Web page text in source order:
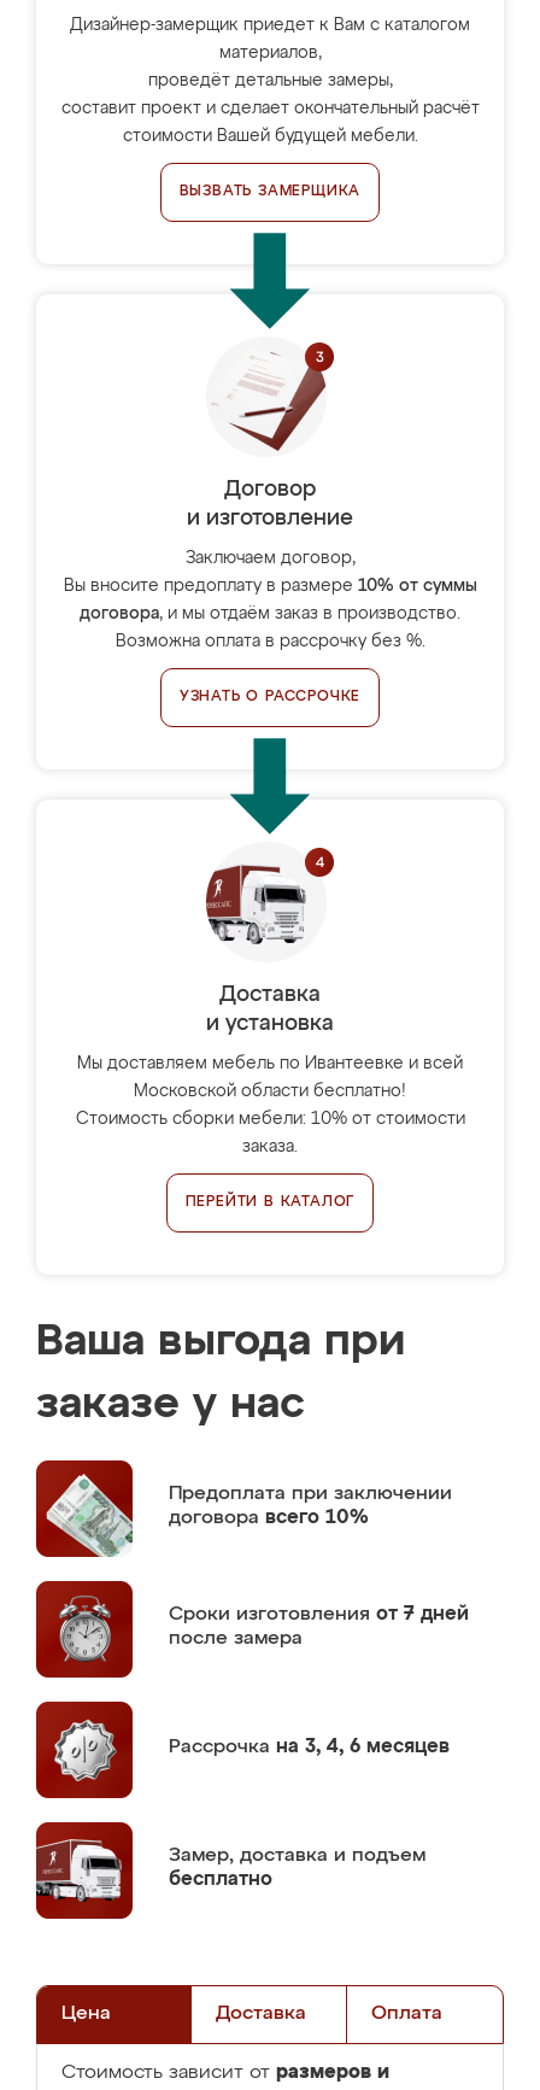
Дизайнер-замерщик приедет к Вам с каталогом
материалов,
проведёт детальные замеры,
составит проект и сделает окончательный расчёт
стоимости Вашей будущей мебели.
ВЫЗВАТЬ ЗАМЕРЩИКА
Договор
и изготовление
Заключаем договор,
Вы вносите предоплату в размере 10% от суммы
договора, и мы отдаём заказ в производство.
Возможна оплата в рассрочку без %.
УЗНАТЬ О РАССРОЧКЕ
Доставка
и установка
Мы доставляем мебель по Ивантеевке и всей
Московской области бесплатно!
Стоимость сборки мебели: 10% от стоимости
заказа.
ПЕРЕЙТИ В КАТАЛОГ
Ваша выгода при
заказе у нас
Предоплата при заключении
договора всего 10%
Сроки изготовления от 7 дней
после замера
Рассрочка на 3, 4, 6 месяцев
Замер, доставка и подъем
бесплатно
Цена Доставка Оплата
Стоимость зависит от размеров и